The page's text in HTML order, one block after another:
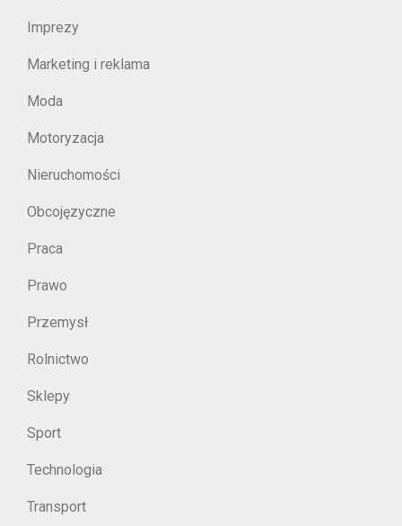
Imprezy
Marketing i reklama
Moda
Motoryzacja
Nieruchomości
Obcojęzyczne
Praca
Prawo
Przemysł
Rolnictwo
Sklepy
Sport
Technologia
Transport